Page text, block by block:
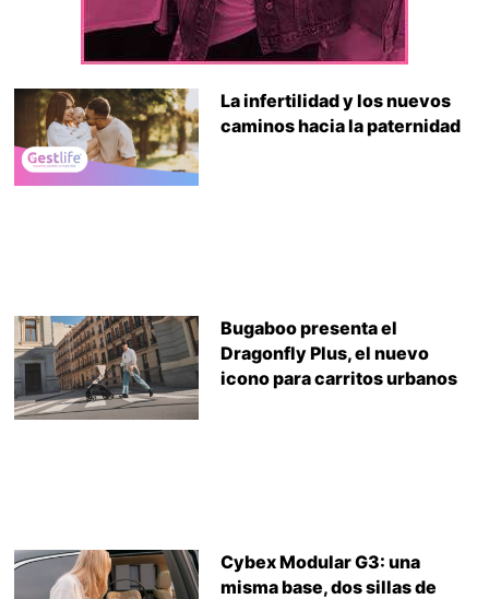
La infertilidad y los nuevos
caminos hacia la paternidad
Bugaboo presenta el
Dragonfly Plus, el nuevo
icono para carritos urbanos
Cybex Modular G3: una
misma base, dos sillas de